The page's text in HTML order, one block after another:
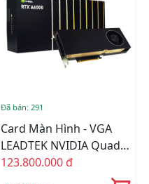
Đã bán: 291
Card Màn Hình - VGA
LEADTEK NVIDIA Quadro
RTX A6000 48GB GDDR6
123.800.000 đ